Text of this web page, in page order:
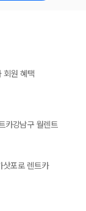
회원 혜택
카강남구 월렌트
삿포로 렌트카